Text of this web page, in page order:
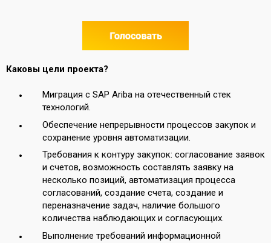
Каковы цели проекта?
Миграция с SAP Ariba на отечественный стек
технологий.
Обеспечение непрерывности процессов закупок и
сохранение уровня автоматизации.
Требования к контуру закупок: согласование заявок
и счетов, возможность составлять заявку на
несколько позиций, автоматизация процесса
согласований, создание счета, создание и
переназначение задач, наличие большого
количества наблюдающих и согласующих.
Выполнение требований информационной